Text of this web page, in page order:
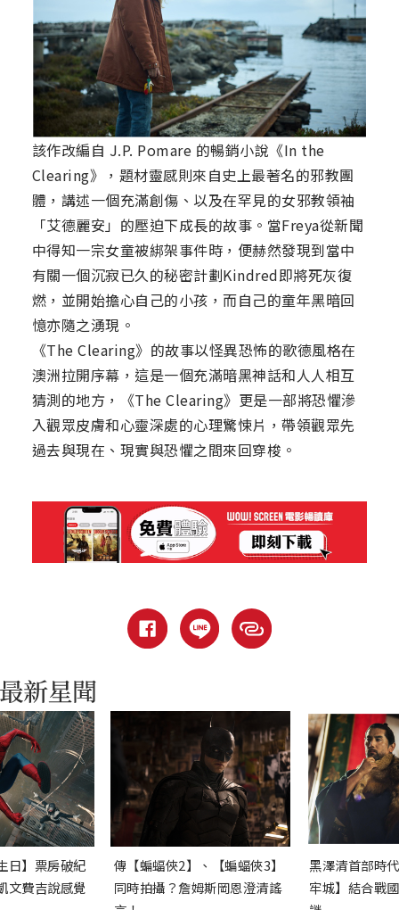
該作改編自 J.P. Pomare 的暢銷小說《In the
Clearing》，題材靈感則來自史上最著名的邪教團
體，講述一個充滿創傷、以及在罕見的女邪教領袖
「艾德麗安」的壓迫下成長的故事。當Freya從新聞
中得知一宗女童被綁架事件時，便赫然發現到當中
有關一個沉寂已久的秘密計劃Kindred即將死灰復
燃，並開始擔心自己的小孩，而自己的童年黑暗回
憶亦隨之湧現。
《The Clearing》的故事以怪異恐怖的歌德風格在
澳洲拉開序幕，這是一個充滿暗黑神話和人人相互
猜測的地方，《The Clearing》更是一部將恐懼滲
入觀眾皮膚和心靈深處的心理驚悚片，帶領觀眾先
過去與現在、現實與恐懼之間來回穿梭。
日】票房破紀
文費吉說感覺
傳【蝙蝠俠2】、【蝙蝠俠3】
同時拍攝？詹姆斯岡恩澄清謠
黑澤清首部時
牢城】結合戰